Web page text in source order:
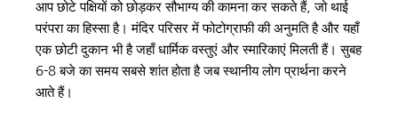
आप छोटे पक्षियों को छोड़कर सौभाग्य की कामना कर सकते हैं, जो थाई
परंपरा का हिस्सा है। मंदिर परिसर में फोटोग्राफी की अनुमति है और यहाँ
एक छोटी दुकान भी है जहाँ धार्मिक वस्तुएं और स्मारिकाएं मिलती हैं। सुबह
6-8 बजे का समय सबसे शांत होता है जब स्थानीय लोग प्रार्थना करने
आते हैं।